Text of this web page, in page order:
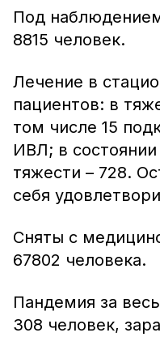
Под
8815 человек.
Лечение в
пациентов: в
том числе 15
ИВЛ; в
тяжести – 728.
себя
Сняты с
67802 человека.
Пандемия за
308 человек,